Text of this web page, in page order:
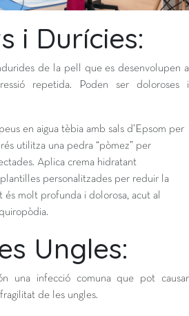
i Durícies:
de la pell que es desenvolupen a
repetida. Poden ser doloroses i
en aigua tèbia amb sals d’Epsom per
utilitza una pedra “pòmez” per
Aplica crema hidratant
personalitzades per reduir la
és molt profunda i dolorosa, acut al
Ungles:
una infecció comuna que pot causar
de les ungles.